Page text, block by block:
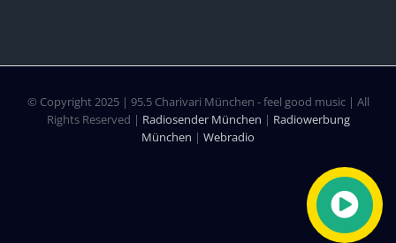
© Copyright 2025 | 95.5 Charivari München - feel good music | All
Rights Reserved | Radiosender München | Radiowerbung
München | Webradio